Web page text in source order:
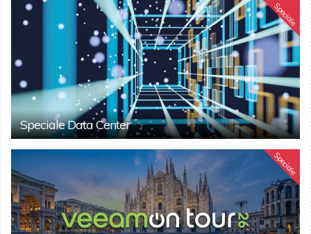
Speciale
Speciale Data Center
Speciale